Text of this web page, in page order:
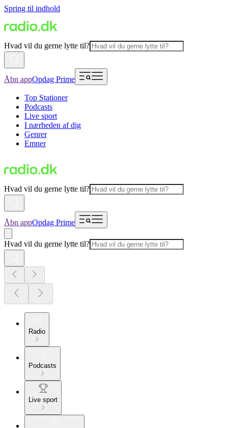
Spring til indhold
Hvad vil du gerne lytte til?
Åbn appOpdag Prime
Top Stationer
Podcasts
Live sport
I nærheden af dig
Genrer
Emner
Hvad vil du gerne lytte til?
Åbn appOpdag Prime
Hvad vil du gerne lytte til?
Radio
Podcasts
Live sport